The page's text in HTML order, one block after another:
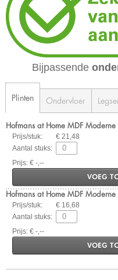
Bijpassende
Plinten Ondervloer
Hofmans at Home MDF
Prijs/stuk:
€ 21,48
Aantal stuks:
Prijs: € -,--
VOEG
Hofmans at Home MDF
Prijs/stuk:
€ 16,68
Aantal stuks:
Prijs: € -,--
VOEG